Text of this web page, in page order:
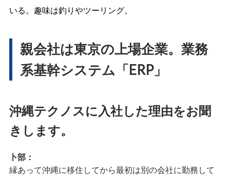
いる。趣味は釣りやツーリング。
親会社は東京の上場企業。業務
系基幹システム「ERP」
沖縄テクノスに入社した理由をお聞
きします。
卜部：
縁あって沖縄に移住してから最初は別の会社に勤務して